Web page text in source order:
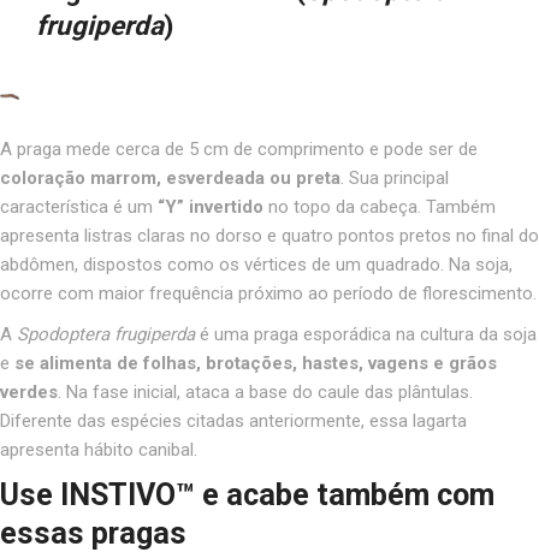
frugiperda)
A praga mede cerca de 5 cm de comprimento e pode ser de
coloração marrom, esverdeada ou preta. Sua principal
característica é um “Y” invertido no topo da cabeça. Também
apresenta listras claras no dorso e quatro pontos pretos no final do
abdômen, dispostos como os vértices de um quadrado. Na soja,
ocorre com maior frequência próximo ao período de florescimento.
A Spodoptera frugiperdaé uma praga esporádica na cultura da soja
e se alimenta de folhas, brotações, hastes, vagens e grãos
verdes. Na fase inicial, ataca a base do caule das plântulas.
Diferente das espécies citadas anteriormente, essa lagarta
apresenta hábito canibal.
Use INSTIVO™ e acabe também com
essas pragas